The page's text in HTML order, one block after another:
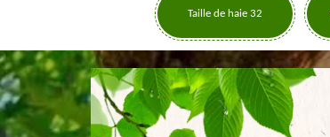
Taille de haie 32